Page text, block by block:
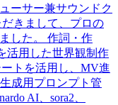
ーサー兼サウンドク
きまして、プロの
した。 作詞・作
活用した世界観制作
トを活用し、MV進
成用プロンプト管
AI、sora2、